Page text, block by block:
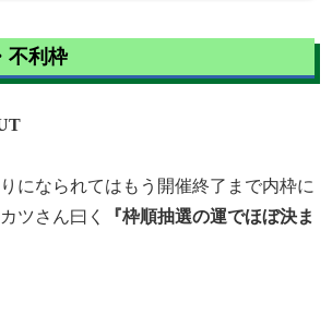
不利枠
になられてはもう開催終了まで内枠に
ツさん曰く
『枠順抽選の運でほぼ決ま